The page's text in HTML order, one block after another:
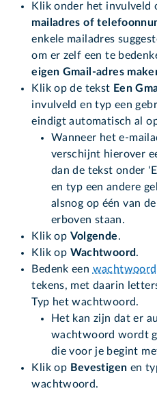
Klik onder het invulveld
mailadres of
enkele mailadres
om er zelf een te
eigen Gmail-adres
Klik op de tekst Een
invulveld en typ een
eindigt automatisch al
Wanneer het e-
verschijnt hierover
dan de tekst onder
en typ een andere
alsnog op één van
erboven staan.
Klik op Volgende.
Klik op Wachtwoord.
Bedenk een wachtwoord
tekens, met daarin
Typ het wachtwoord.
Het kan zijn dat er
wachtwoord wordt
die voor je begint
Klik op Bevestigen en
wachtwoord.